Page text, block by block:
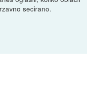
secirano.